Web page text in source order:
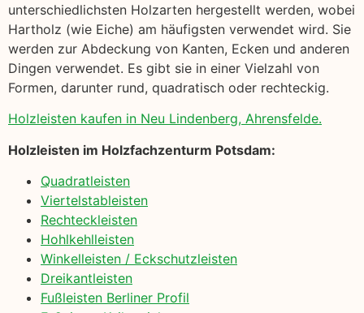
unterschiedlichsten Holzarten hergestellt werden, wobei
Hartholz (wie Eiche) am häufigsten verwendet wird. Sie
werden zur Abdeckung von Kanten, Ecken und anderen
Dingen verwendet. Es gibt sie in einer Vielzahl von
Formen, darunter rund, quadratisch oder rechteckig.
Holzleisten kaufen in Neu Lindenberg, Ahrensfelde.
Holzleisten im Holzfachzenturm Potsdam:
Quadratleisten
Viertelstableisten
Rechteckleisten
Hohlkehlleisten
Winkelleisten / Eckschutzleisten
Dreikantleisten
Fußleisten Berliner Profil